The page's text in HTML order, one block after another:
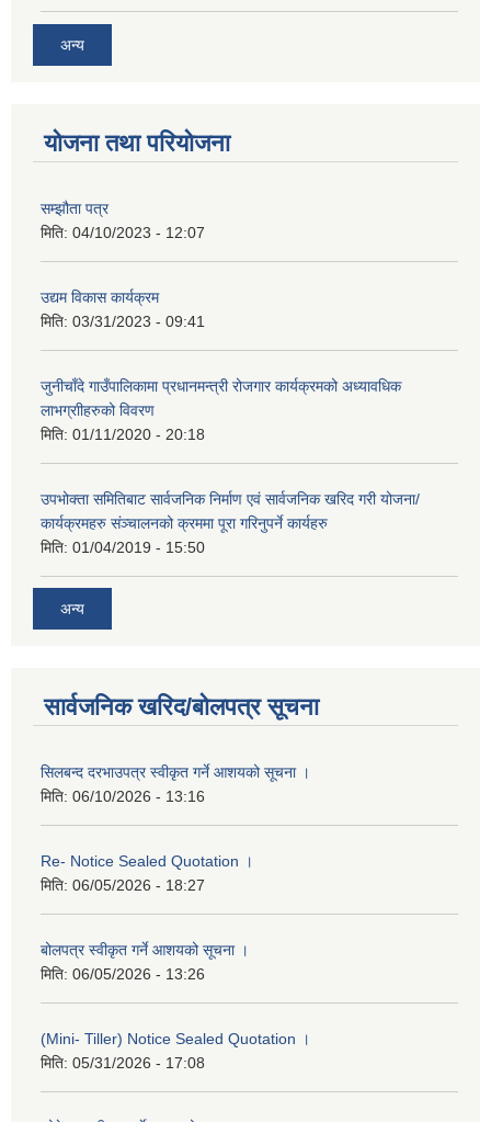
अन्य
योजना तथा परियोजना
सम्झौता पत्र
मिति: 04/10/2023 - 12:07
उद्यम विकास कार्यक्रम
मिति: 03/31/2023 - 09:41
जुनीचाँदे गाउँपालिकामा प्रधानमन्‍त्री रोजगार कार्यक्रमको अध्यावधिक
लाभग्राीहरुको विवरण
मिति: 01/11/2020 - 20:18
उपभोक्ता समितिबाट सार्वजनिक निर्माण एवं सार्वजनिक खरिद गरी योजना/
कार्यक्रमहरु संञ्‍चालनको क्रममा पूरा गरिनुपर्ने कार्यहरु
मिति: 01/04/2019 - 15:50
अन्य
सार्वजनिक खरिद/बोलपत्र सूचना
सिलबन्द दरभाउपत्र स्वीकृत गर्ने आशयको सूचना ।
मिति: 06/10/2026 - 13:16
Re- Notice Sealed Quotation ।
मिति: 06/05/2026 - 18:27
बोलपत्र स्वीकृत गर्ने आशयको सूचना ।
मिति: 06/05/2026 - 13:26
(Mini- Tiller) Notice Sealed Quotation ।
मिति: 05/31/2026 - 17:08